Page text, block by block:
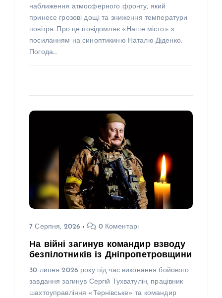
наближення атмосферного фронту, який
принесе грозові дощі та зниження температури
повітря. Про це повідомляє «Наше місто» з
посиланням на синоптикиню Наталю Діденко.
Погода…
7 Серпня, 2026 0 Коментарі
На війні загинув командир взводу
безпілотників із Дніпропетровщини
30 липня 2026 року під час виконання бойового
завдання загинув Сергій Тухватулін, працівник
шахтоуправління «Тернівське» та командир